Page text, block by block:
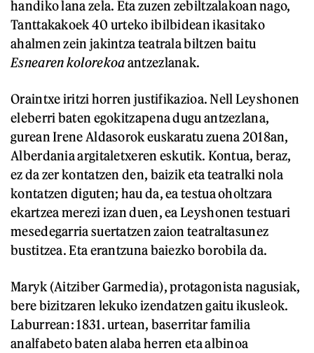
handiko lana zela. Eta zuzen zebiltzalakoan nago,
Tanttakakoek 40 urteko ibilbidean ikasitako
ahalmen zein jakintza teatrala biltzen baitu
Esnearen kolorekoaantzezlanak.
Oraintxe iritzi horren justifikazioa. Nell Leyshonen
eleberri baten egokitzapena dugu antzezlana,
gurean Irene Aldasorok euskaratu zuena 2018an,
Alberdania argitaletxeren eskutik. Kontua, beraz,
ez da zer kontatzen den, baizik eta teatralki nola
kontatzen diguten; hau da, ea testua oholtzara
ekartzea merezi izan duen, ea Leyshonen testuari
mesedegarria suertatzen zaion teatraltasunez
bustitzea. Eta erantzuna baiezko borobila da.
Maryk (Aitziber Garmedia), protagonista nagusiak,
bere bizitzaren lekuko izendatzen gaitu ikusleok.
Laburrean: 1831. urtean, baserritar familia
analfabeto baten alaba herren eta albinoa